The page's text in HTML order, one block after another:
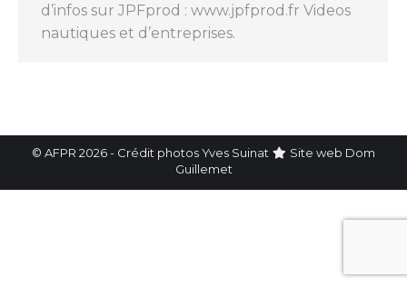
d’infos sur JPFprod : www.jpfprod.fr Videos
nautiques et d’entreprises.
© AFPR 2026 - Crédit photos Yves Suinat Site web Dom
Guillemet